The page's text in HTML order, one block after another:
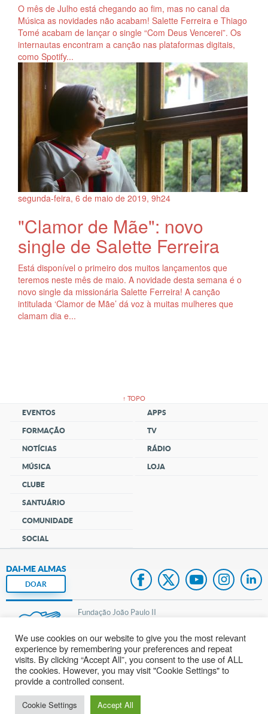
O mês de Julho está chegando ao fim, mas no canal da
Música as novidades não acabam! Salette Ferreira e Thiago
Tomé acabam de lançar o single “Com Deus Vencerei”. Os
internautas encontram a canção nas plataformas digitais,
como Spotify...
segunda-feira, 6 de maio de 2019, 9h24
"Clamor de Mãe": novo
single de Salette Ferreira
Está disponível o primeiro dos muitos lançamentos que
teremos neste mês de maio. A novidade desta semana é o
novo single da missionária Salette Ferreira! A canção
intitulada ‘Clamor de Mãe’ dá voz à muitas mulheres que
clamam dia e...
↑ TOPO
EVENTOS
FORMAÇÃO
NOTÍCIAS
MÚSICA
CLUBE
SANTUÁRIO
COMUNIDADE
SOCIAL
APPS
TV
RÁDIO
LOJA
DAI-ME ALMAS
DOAR
Fundação João Paulo II
Pedido de Oração
Mapa do site
Internacional
We use cookies on our website to give you the most relevant
experience by remembering your preferences and repeat
visits. By clicking “Accept All”, you consent to the use of ALL
the cookies. However, you may visit "Cookie Settings" to
provide a controlled consent.
Cookie Settings Accept All